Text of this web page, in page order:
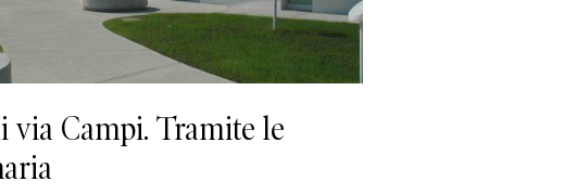
via Campi. Tramite le